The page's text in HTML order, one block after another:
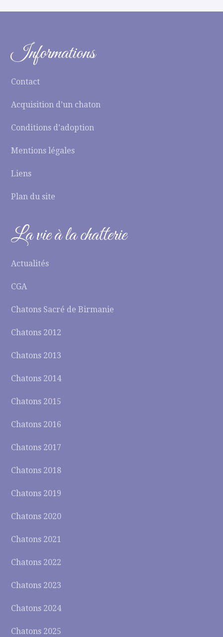
Informations
Contact
Acquisition d’un chaton
Conditions d’adoption
Mentions légales
Liens
Plan du site
La vie à la chatterie
Actualités
CGA
Chatons Sacré de Birmanie
Chatons 2012
Chatons 2013
Chatons 2014
Chatons 2015
Chatons 2016
Chatons 2017
Chatons 2018
Chatons 2019
Chatons 2020
Chatons 2021
Chatons 2022
Chatons 2023
Chatons 2024
Chatons 2025